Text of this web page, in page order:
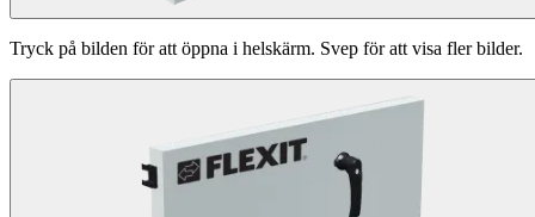
Tryck på bilden för att öppna i helskärm. Svep för att visa fler bilder.